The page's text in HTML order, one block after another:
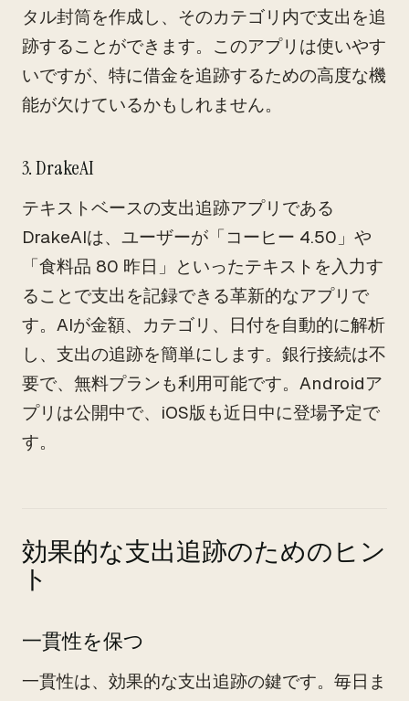
タル封筒を作成し、そのカテゴリ内で支出を追
跡することができます。このアプリは使いやす
いですが、特に借金を追跡するための高度な機
能が欠けているかもしれません。
3. DrakeAI
テキストベースの支出追跡アプリである
DrakeAIは、ユーザーが「コーヒー 4.50」や
「食料品 80 昨日」といったテキストを入力す
ることで支出を記録できる革新的なアプリで
す。AIが金額、カテゴリ、日付を自動的に解析
し、支出の追跡を簡単にします。銀行接続は不
要で、無料プランも利用可能です。Androidア
プリは公開中で、iOS版も近日中に登場予定で
す。
効果的な支出追跡のためのヒン
ト
一貫性を保つ
一貫性は、効果的な支出追跡の鍵です。毎日ま